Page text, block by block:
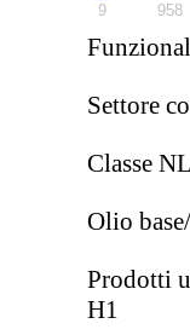
9 958
Settore
Classe
Olio
Prodotti
H1